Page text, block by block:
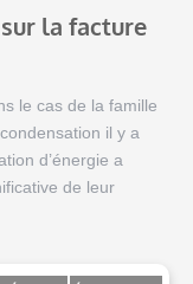
la facture
le cas de la famille
il y a
d’énergie a
de leur